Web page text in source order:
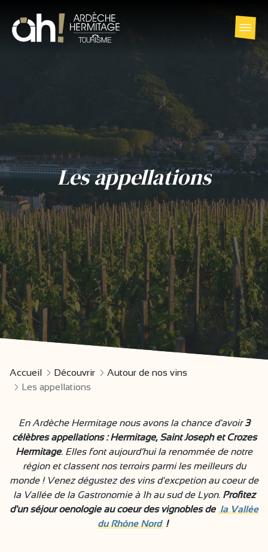
Les appellations
Accueil Découvrir
Autour de nos vins
Les appellations
En Ardèche Hermitage nous avons la chance d'avoir3
célèbres appellations : Hermitage, Saint Joseph et Crozes
Hermitage. Elles font aujourd’hui la renommée de notre
région et classent nos terroirs parmi les meilleurs du
monde ! Venez dégustez des vins d'excpetion au coeur de
la Vallée de la Gastronomie à 1h au sud de Lyon. Profitez
d'un séjour oenologie au coeur des vignobles dela Vallée
du Rhône Nord !